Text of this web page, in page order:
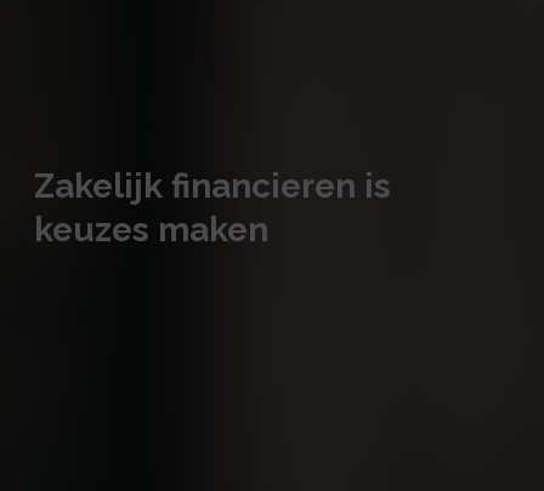
Zakelijk financieren is
keuzes maken